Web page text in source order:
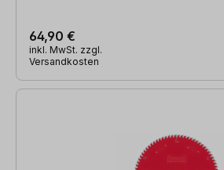
64,90 €
inkl. MwSt. zzgl.
Versandkosten